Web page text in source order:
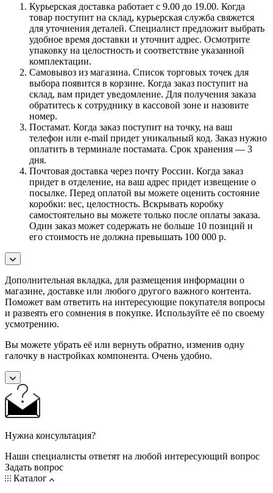
Курьерская доставка работает с 9.00 до 19.00. Когда
товар поступит на склад, курьерская служба свяжется
для уточнения деталей. Специалист предложит выбрать
удобное время доставки и уточнит адрес. Осмотрите
упаковку на целостность и соответствие указанной
комплектации.
Самовывоз из магазина. Список торговых точек для
выбора появится в корзине. Когда заказ поступит на
склад, вам придет уведомление. Для получения заказа
обратитесь к сотруднику в кассовой зоне и назовите
номер.
Постамат. Когда заказ поступит на точку, на ваш
телефон или e-mail придет уникальный код. Заказ нужно
оплатить в терминале постамата. Срок хранения — 3
дня.
Почтовая доставка через почту России. Когда заказ
придет в отделение, на ваш адрес придет извещение о
посылке. Перед оплатой вы можете оценить состояние
коробки: вес, целостность. Вскрывать коробку
самостоятельно вы можете только после оплаты заказа.
Один заказ может содержать не больше 10 позиций и
его стоимость не должна превышать 100 000 р.
Дополнительная вкладка, для размещения информации о
магазине, доставке или любого другого важного контента.
Поможет вам ответить на интересующие покупателя вопросы
и развеять его сомнения в покупке. Используйте её по своему
усмотрению.
Вы можете убрать её или вернуть обратно, изменив одну
галочку в настройках компонента. Очень удобно.
Нужна консультация?
Наши специалисты ответят на любой интересующий вопрос
Задать вопрос
Каталог